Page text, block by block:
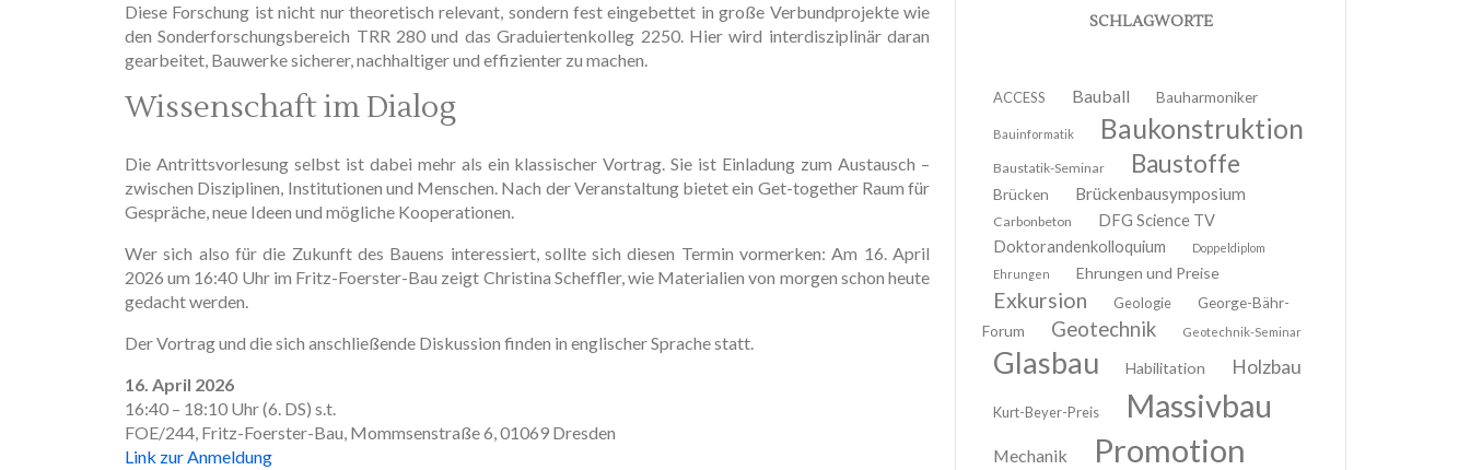
Diese Forschung ist nicht nur theoretisch relevant, sondern fest eingebettet in große Verbundprojekte wie
den Sonderforschungsbereich TRR 280 und das Graduiertenkolleg 2250. Hier wird interdisziplinär daran
gearbeitet, Bauwerke sicherer, nachhaltiger und effizienter zu machen.
Wissenschaft im Dialog
Die Antrittsvorlesung selbst ist dabei mehr als ein klassischer Vortrag. Sie ist Einladung zum Austausch –
zwischen Disziplinen, Institutionen und Menschen. Nach der Veranstaltung bietet ein Get-together Raum für
Gespräche, neue Ideen und mögliche Kooperationen.
Wer sich also für die Zukunft des Bauens interessiert, sollte sich diesen Termin vormerken: Am 16. April
2026 um 16:40 Uhr im Fritz-Foerster-Bau zeigt Christina Scheffler, wie Materialien von morgen schon heute
gedacht werden.
Der Vortrag und die sich anschließende Diskussion finden in englischer Sprache statt.
16. April 2026
16:40 – 18:10 Uhr (6. DS) s.t.
FOE/244, Fritz-Foerster-Bau, Mommsenstraße 6, 01069 Dresden
Link zur Anmeldung
SCHLAGWORTE
ACCESS Bauball Bauharmoniker
Bauinformatik Baukonstruktion
Baustatik-Seminar Baustoffe
Brücken Brückenbausymposium
Carbonbeton
DFG Science TV
Doktorandenkolloquium
Doppeldiplom
Ehrungen
Ehrungen und Preise
Exkursion Geologie
George-Bähr-
Forum
Geotechnik Geotechnik-Seminar
Glasbau Habilitation Holzbau
Kurt-Beyer-Preis Massivbau
Mechanik Promotion